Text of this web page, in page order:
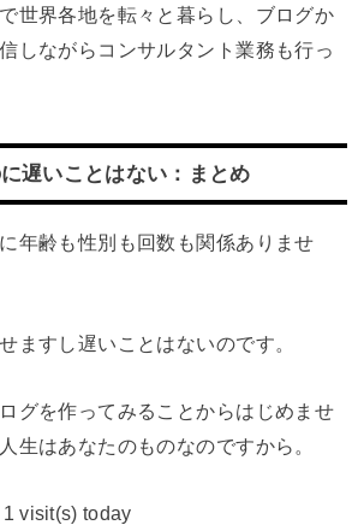
世界各地を転々と暮らし、ブログか
しながらコンサルタント業務も行っ
遅いことはない：まとめ
年齢も性別も回数も関係ありませ
ますし遅いことはないのです。
グを作ってみることからはじめませ
生はあなたのものなのですから。
visit(s) today